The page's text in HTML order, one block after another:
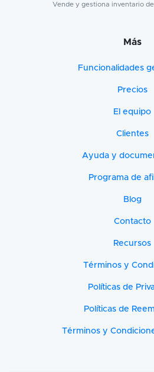
Vende y gestiona inventario
Más
Funcionalidades
Precios
El equipo
Clientes
Ayuda y
Programa de
Blog
Contacto
Recursos
Términos y
Políticas de
Políticas de
Términos y